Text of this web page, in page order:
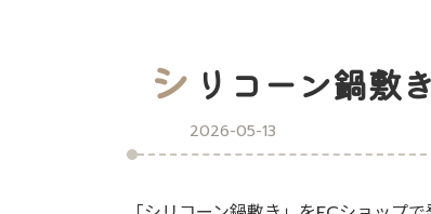
シ リコーン鍋敷
2026-05-13